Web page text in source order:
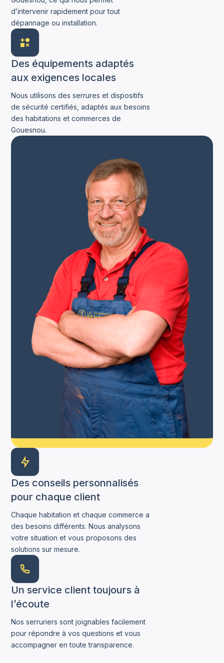
d’intervenir rapidement pour tout
dépannage ou installation.
Des équipements adaptés
aux exigences locales
Nous utilisons des serrures et dispositifs
de sécurité certifiés, adaptés aux besoins
des habitations et commerces de
Gouesnou.
Des conseils personnalisés
pour chaque client
Chaque habitation et chaque commerce a
des besoins différents. Nous analysons
votre situation et vous proposons des
solutions sur mesure.
Un service client toujours à
l’écoute
Nos serruriers sont joignables facilement
pour répondre à vos questions et vous
accompagner en toute transparence.